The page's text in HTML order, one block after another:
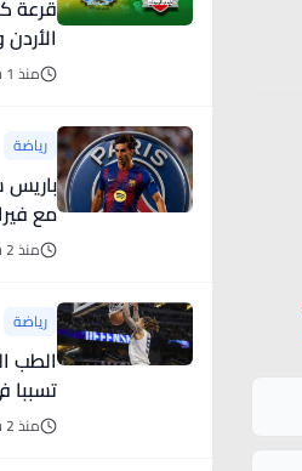
قرعة
منذ 1 ساعة
رياضة
باريس
مع
منذ 2 ساعة
رياضة
الطب
تسببا
منذ 2 ساعة